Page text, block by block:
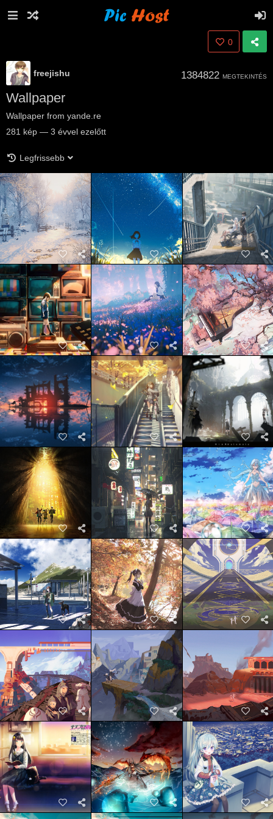
0
freejishu 1384822 MEGTEKINTÉS
Wallpaper
Wallpaper from yande.re
281 kép — 3 évvel ezelőtt
Legfrissebb